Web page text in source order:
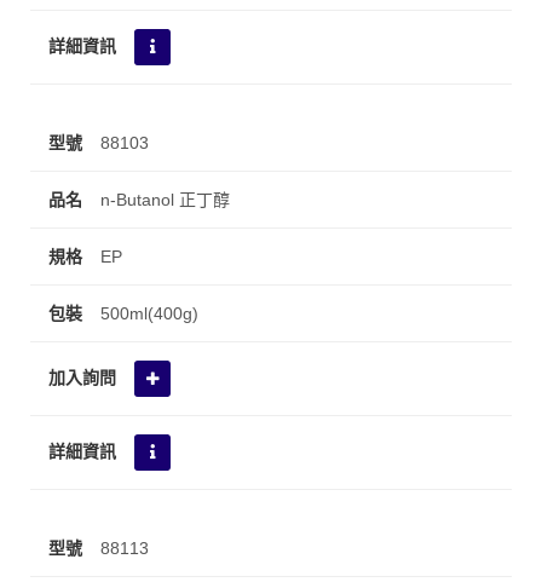
88103
n-Butanol 正丁醇
EP
500ml(400g)
88113